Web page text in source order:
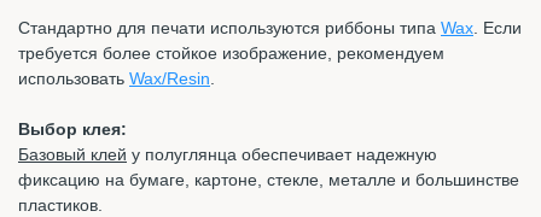
Стандартно для печати используются риббоны типа Wax . Если
требуется более стойкое изображение, рекомендуем
использовать Wax/Resin
Выбор клея:
Базовый клей у полуглянца обеспечивает надежную
фиксацию на бумаге, картоне, стекле, металле и большинстве
пластиков.